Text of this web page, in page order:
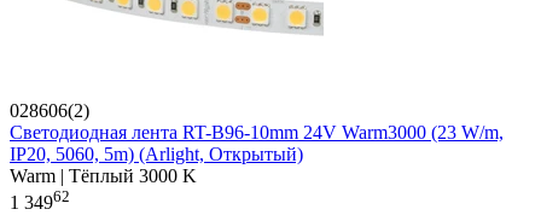
028606(2)
Светодиодная лента RT-B96-10mm 24V Warm3000 (23 W/m,
IP20, 5060, 5m) (Arlight, Открытый)
Warm | Тёплый 3000 K
1 34962